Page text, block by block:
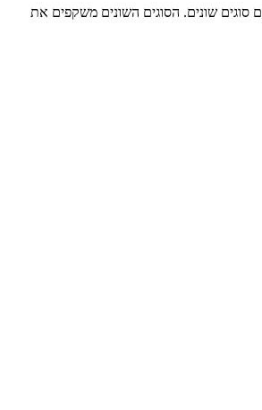
סוגים שונים. הסוגים השונים משקפים את